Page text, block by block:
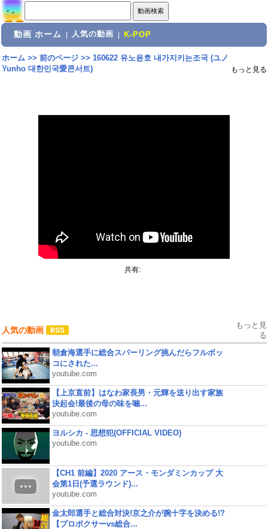
動画 ホーム 人気の動画 K-POP
ホーム>> 前のページ>> 160622 유노윤호 내가지키는조국 (ユノ
Yunho 대한민국愛콘서트)
もっと見る
共有:
人気の動画
もっと見
る
朝倉海選手に総合スパーリング挑んだらフルボッ
コにされた...
youtube.com
【上京直前】はなわ家長男・元輝を送り出す家族
決起会!最後の母の味を噛...
youtube.com
ヨルシカ - 思想犯(OFFICIAL VIDEO)
youtube.com
【CH1 前編】2020 アース・モンダミンカップ 大
会第1日(予選ラウンド)...
youtube.com
金太郎選手と総合対決!京之介が腕十字を決める!?
【プロボクサーvs総合...